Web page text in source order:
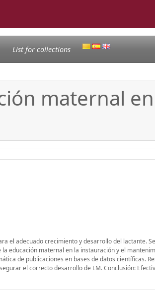
List for collections
maternal
el adecuado crecimiento y desarrollo del lactante.
educación maternal en la instauración y el
de publicaciones en bases de datos científicas.
el correcto desarrollo de LM. Conclusión: